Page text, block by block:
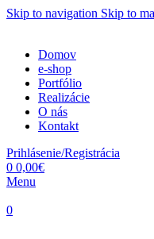
Skip to navigation Skip to
Domov
e-shop
Portfólio
Realizácie
O nás
Kontakt
Prihlásenie/Registrácia
0 0,00€
Menu
0